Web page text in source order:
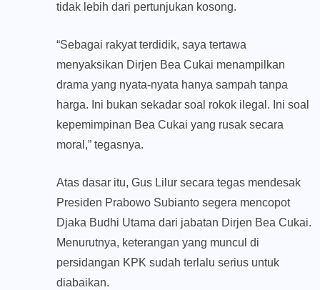
tidak lebih dari pertunjukan kosong.
“Sebagai rakyat terdidik, saya tertawa
menyaksikan Dirjen Bea Cukai menampilkan
drama yang nyata-nyata hanya sampah tanpa
harga. Ini bukan sekadar soal rokok ilegal. Ini soal
kepemimpinan Bea Cukai yang rusak secara
moral,” tegasnya.
Atas dasar itu, Gus Lilur secara tegas mendesak
Presiden Prabowo Subianto segera mencopot
Djaka Budhi Utama dari jabatan Dirjen Bea Cukai.
Menurutnya, keterangan yang muncul di
persidangan KPK sudah terlalu serius untuk
diabaikan.